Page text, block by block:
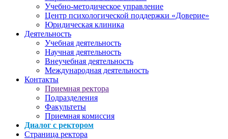
Учебно-методическое управление
Центр психологической поддержки «Доверие»
Юридическая клиника
Деятельность
Учебная деятельность
Научная деятельность
Внеучебная деятельность
Международная деятельность
Контакты
Приемная ректора
Подразделения
Факультеты
Приемная комиссия
Диалог с ректором
Страница ректора